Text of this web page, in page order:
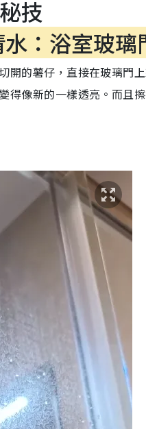
技
：浴室玻璃
開的薯仔，直接在玻璃門
得像新的一樣透亮。而且